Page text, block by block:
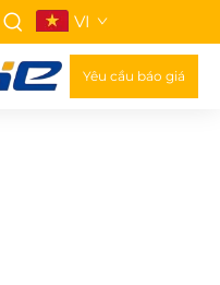
VI
Yêu cầu báo giá